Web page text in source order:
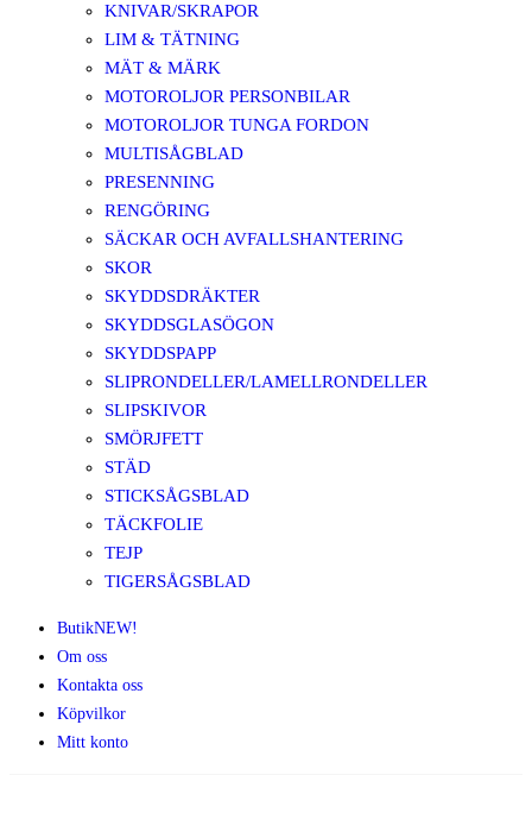
KNIVAR/SKRAPOR
LIM & TÄTNING
MÄT & MÄRK
MOTOROLJOR PERSONBILAR
MOTOROLJOR TUNGA FORDON
MULTISÅGBLAD
PRESENNING
RENGÖRING
SÄCKAR OCH AVFALLSHANTERING
SKOR
SKYDDSDRÄKTER
SKYDDSGLASÖGON
SKYDDSPAPP
SLIPRONDELLER/LAMELLRONDELLER
SLIPSKIVOR
SMÖRJFETT
STÄD
STICKSÅGSBLAD
TÄCKFOLIE
TEJP
TIGERSÅGSBLAD
ButikNEW!
Om oss
Kontakta oss
Köpvilkor
Mitt konto